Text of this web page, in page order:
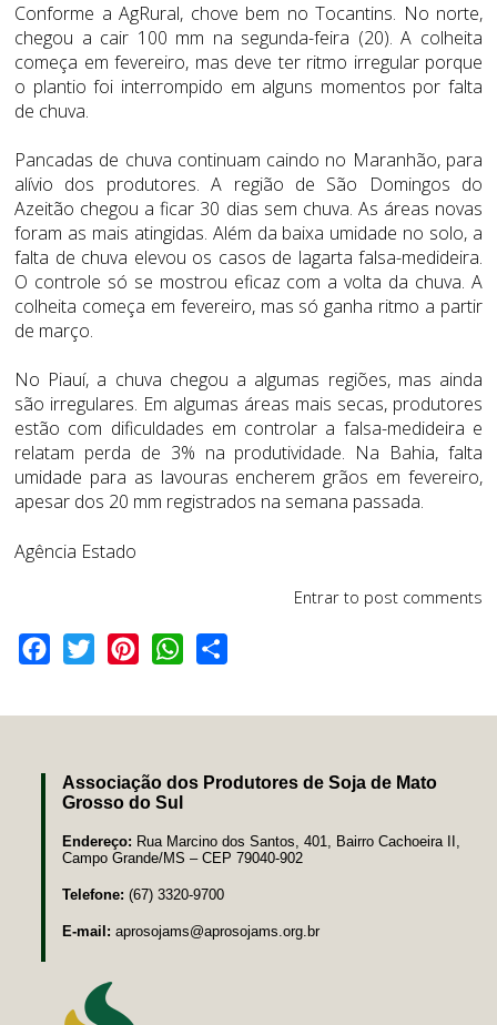
Conforme a AgRural, chove bem no Tocantins. No norte,
chegou a cair 100 mm na segunda-feira (20). A colheita
começa em fevereiro, mas deve ter ritmo irregular porque
o plantio foi interrompido em alguns momentos por falta
de chuva.
Pancadas de chuva continuam caindo no Maranhão, para
alívio dos produtores. A região de São Domingos do
Azeitão chegou a ficar 30 dias sem chuva. As áreas novas
foram as mais atingidas. Além da baixa umidade no solo, a
falta de chuva elevou os casos de lagarta falsa-medideira.
O controle só se mostrou eficaz com a volta da chuva. A
colheita começa em fevereiro, mas só ganha ritmo a partir
de março.
No Piauí, a chuva chegou a algumas regiões, mas ainda
são irregulares. Em algumas áreas mais secas, produtores
estão com dificuldades em controlar a falsa-medideira e
relatam perda de 3% na produtividade. Na Bahia, falta
umidade para as lavouras encherem grãos em fevereiro,
apesar dos 20 mm registrados na semana passada.
Agência Estado
Entrar to post comments
Facebook
Twitter PinterestWhatsApp
Associação dos Produtores de Soja de Mato
Grosso do Sul
Endereço: Rua Marcino dos Santos, 401, Bairro Cachoeira II,
Campo Grande/MS – CEP 79040-902
Telefone: (67) 3320-9700
E-mail: aprosojams@aprosojams.org.br